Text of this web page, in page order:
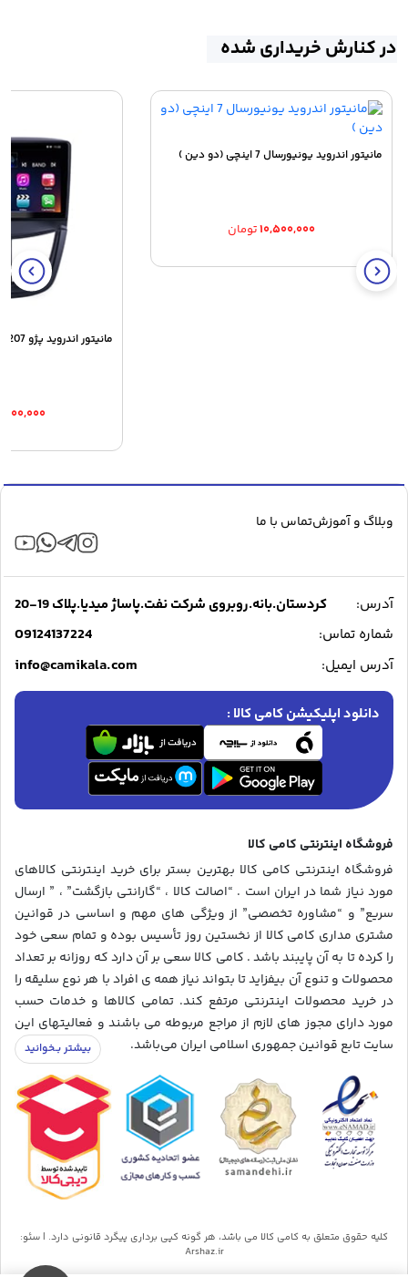
در کنارش خریداری شده
مانیتور اندروید یونیورسال 7 اینچی (دو دین )
۱۰,۵۰۰,۰۰۰تومان
مانیتور اندروید پژو 207
وبلاگ و آموزشتماس با ما
آدرس:
کردستان.بانه.روبروی شرکت نفت.پاساژ میدیا.پلاک 19-20
شماره تماس:
09124137224
آدرس ایمیل: info@camikala.com
دانلود اپلیکیشن کامی کالا :
فروشگاه اینترنتی کامی کالا
فروشگاه اینترنتی کامی کالا بهترین بستر برای خرید اینترنتی کالاهای
مورد نیاز شما در ایران است . “اصالت کالا ، “گارانتی بازگشت” ، ” ارسال
سریع” و “مشاوره تخصصی” از ویژگی های مهم و اساسی در قوانین
مشتری مداری کامی کالا از نخستین روز تأسیس بوده و تمام سعی خود
را کرده تا به آن پایبند باشد . کامی کالا سعی بر آن دارد که روزانه بر تعداد
محصولات و تنوع آن بیفزاید تا بتواند نیاز همه ی افراد با هر نوع سلیقه را
در خرید محصولات اینترنتی مرتفع کند. تمامی کالاها و خدمات حسب
مورد دارای مجوز های لازم از مراجع مربوطه می باشند و فعالیتهای این
سایت تابع قوانین جمهوری اسلامی ایران می‌باشد.
کلیه حقوق متعلق به کامی کالا می باشد، هر گونه کپی برداری پیگرد قانونی دارد. | سئو:
Arshaz.ir